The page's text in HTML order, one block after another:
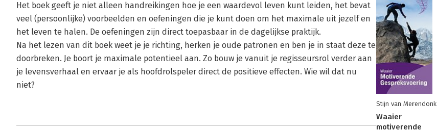
Het boek geeft je niet alleen handreikingen hoe je een waardevol leven kunt leiden, het bevat
veel (persoonlijke) voorbeelden en oefeningen die je kunt doen om het maximale uit jezelf en
het leven te halen. De oefeningen zijn direct toepasbaar in de dagelijkse praktijk.
Na het lezen van dit boek weet je je richting, herken je oude patronen en ben je in staat deze te
doorbreken. Je boort je maximale potentieel aan. Zo bouw je vanuit je regisseursrol verder aan
je levensverhaal en ervaar je als hoofdrolspeler direct de positieve effecten. Wie wil dat nu
niet?
Stijn van Merendonk
Waaier
motiverende